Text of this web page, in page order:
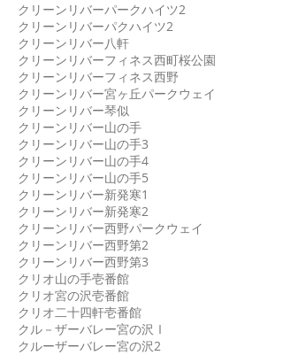
クリーンリバーパークハイツ2
クリーンリバーパクハイツ2
クリーンリバー八軒
クリーンリバーフィネス西町桜公園
クリーンリバーフィネス西野
クリーンリバー宮ヶ丘パークウェイ
クリーンリバー琴似
クリーンリバー山の手
クリーンリバー山の手3
クリーンリバー山の手4
クリーンリバー山の手5
クリーンリバー新発寒1
クリーンリバー新発寒2
クリーンリバー西野パークウェイ
クリーンリバー西野第2
クリーンリバー西野第3
クリオ山の手壱番館
クリオ宮の沢壱番館
クリオ二十四軒壱番館
クル－ザーバレー宮の沢Ⅰ
クルーザーバレー宮の沢2